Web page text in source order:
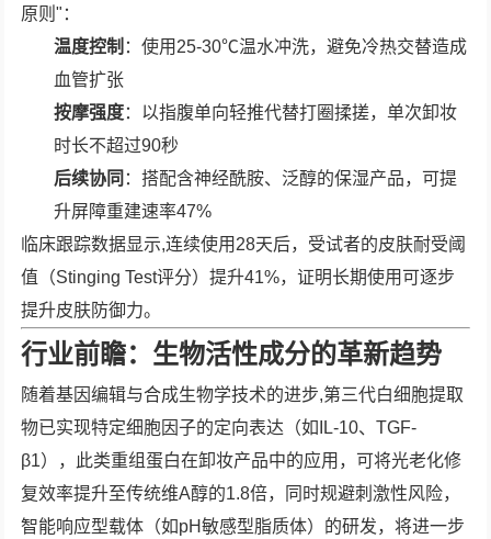
原则"：
温度控制 ：使用25-30℃温水冲洗，避免冷热交替造成
血管扩张
按摩强度：以指腹单向轻推代替打圈揉搓，单次卸妆
时长不超过90秒
后续协同 ：搭配含神经酰胺、泛醇的保湿产品，可提
升屏障重建速率47%
临床跟踪数据显示,连续使用28天后，受试者的皮肤耐受阈
值（Stinging Test评分）提升41%，证明长期使用可逐步
提升皮肤防御力。
行业前瞻：生物活性成分的革新趋势
随着基因编辑与合成生物学技术的进步,第三代白细胞提取
物已实现特定细胞因子的定向表达（如IL-10、TGF-
β1），此类重组蛋白在卸妆产品中的应用，可将光老化修
复效率提升至传统维A醇的1.8倍，同时规避刺激性风险，
智能响应型载体（如pH敏感型脂质体）的研发，将进一步